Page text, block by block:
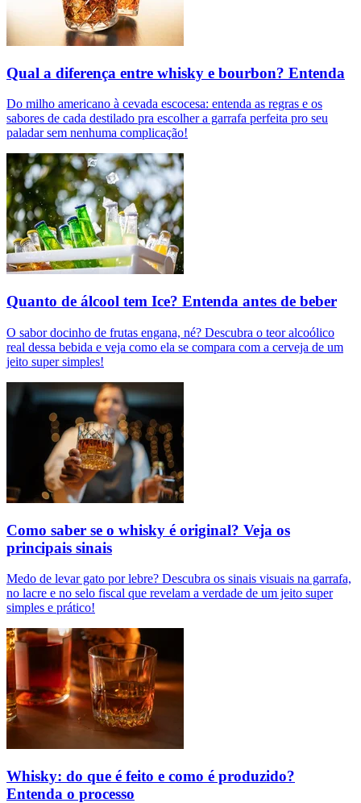
Qual a diferença entre whisky e bourbon? Entenda
Do milho americano à cevada escocesa: entenda as regras e os
sabores de cada destilado pra escolher a garrafa perfeita pro seu
paladar sem nenhuma complicação!
Quanto de álcool tem Ice? Entenda antes de beber
O sabor docinho de frutas engana, né? Descubra o teor alcoólico
real dessa bebida e veja como ela se compara com a cerveja de um
jeito super simples!
Como saber se o whisky é original? Veja os
principais sinais
Medo de levar gato por lebre? Descubra os sinais visuais na garrafa,
no lacre e no selo fiscal que revelam a verdade de um jeito super
simples e prático!
Whisky: do que é feito e como é produzido?
Entenda o processo